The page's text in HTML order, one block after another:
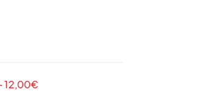
(6)
12,00€